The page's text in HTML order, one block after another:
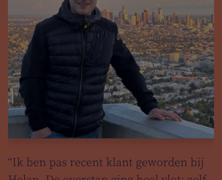
“Ik ben pas recent klant geworden bij